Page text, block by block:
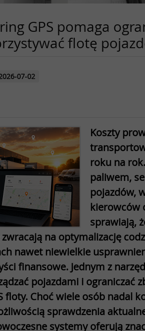
GPS pomaga
flotę
07-02
Koszty
roku na
paliwem,
pojazdów,
kierowców
sprawiają,
na optymalizację
nawet niewielkie
finansowe. Jednym z
pojazdami i ograniczać
floty. Choć wiele osób nadal
sprawdzenia
systemy oferują